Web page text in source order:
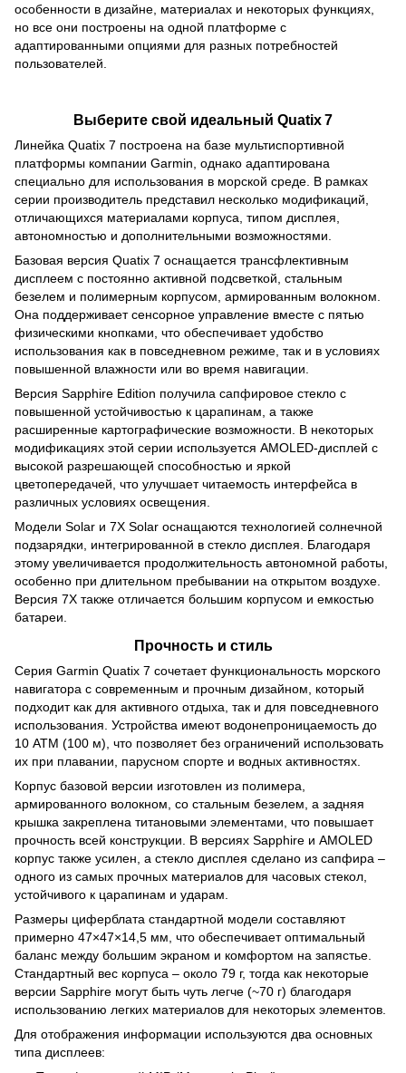
особенности в дизайне, материалах и некоторых функциях,
но все они построены на одной платформе с
адаптированными опциями для разных потребностей
пользователей.
Выберите свой идеальный Quatix 7
Линейка Quatix 7 построена на базе мультиспортивной
платформы компании Garmin, однако адаптирована
специально для использования в морской среде. В рамках
серии производитель представил несколько модификаций,
отличающихся материалами корпуса, типом дисплея,
автономностью и дополнительными возможностями.
Базовая версия Quatix 7 оснащается трансфлективным
дисплеем с постоянно активной подсветкой, стальным
безелем и полимерным корпусом, армированным волокном.
Она поддерживает сенсорное управление вместе с пятью
физическими кнопками, что обеспечивает удобство
использования как в повседневном режиме, так и в условиях
повышенной влажности или во время навигации.
Версия Sapphire Edition получила сапфировое стекло с
повышенной устойчивостью к царапинам, а также
расширенные картографические возможности. В некоторых
модификациях этой серии используется AMOLED‑дисплей с
высокой разрешающей способностью и яркой
цветопередачей, что улучшает читаемость интерфейса в
различных условиях освещения.
Модели Solar и 7X Solar оснащаются технологией солнечной
подзарядки, интегрированной в стекло дисплея. Благодаря
этому увеличивается продолжительность автономной работы,
особенно при длительном пребывании на открытом воздухе.
Версия 7X также отличается большим корпусом и емкостью
батареи.
Прочность и стиль
Серия Garmin Quatix 7 сочетает функциональность морского
навигатора с современным и прочным дизайном, который
подходит как для активного отдыха, так и для повседневного
использования. Устройства имеют водонепроницаемость до
10 ATM (100 м), что позволяет без ограничений использовать
их при плавании, парусном спорте и водных активностях.
Корпус базовой версии изготовлен из полимера,
армированного волокном, со стальным безелем, а задняя
крышка закреплена титановыми элементами, что повышает
прочность всей конструкции. В версиях Sapphire и AMOLED
корпус также усилен, а стекло дисплея сделано из сапфира –
одного из самых прочных материалов для часовых стекол,
устойчивого к царапинам и ударам.
Размеры циферблата стандартной модели составляют
примерно 47×47×14,5 мм, что обеспечивает оптимальный
баланс между большим экраном и комфортом на запястье.
Стандартный вес корпуса – около 79 г, тогда как некоторые
версии Sapphire могут быть чуть легче (~70 г) благодаря
использованию легких материалов для некоторых элементов.
Для отображения информации используются два основных
типа дисплеев: